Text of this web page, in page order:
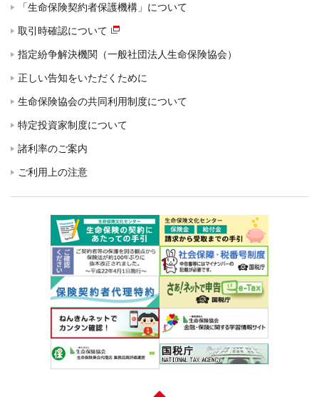
「生命保険契約者保護機構」について
取引時確認について
指定紛争解決機関（一般社団法人生命保険協会）
正しい告知をいただくために
生命保険協会の共同利用制度について
特定投資家制度について
諸利率のご案内
ご利用上の注意